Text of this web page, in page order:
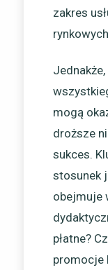
zakres
mogą
droższe
sukces.
stosunek
obejmuje
płatne?
promocje